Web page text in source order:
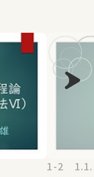
1-2